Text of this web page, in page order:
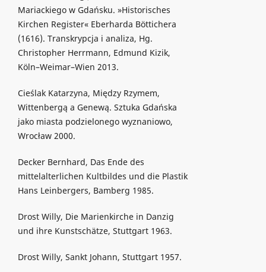
Mariackiego w Gdańsku. »Historisches
Kirchen Register« Eberharda Böttichera
(1616). Transkrypcja i analiza, Hg.
Christopher Herrmann, Edmund Kizik,
Köln–Weimar–Wien 2013.
Cieślak Katarzyna, Między Rzymem,
Wittenbergą a Genewą. Sztuka Gdańska
jako miasta podzielonego wyznaniowo,
Wrocław 2000.
Decker Bernhard, Das Ende des
mittelalterlichen Kultbildes und die Plastik
Hans Leinbergers, Bamberg 1985.
Drost Willy, Die Marienkirche in Danzig
und ihre Kunstschätze, Stuttgart 1963.
Drost Willy, Sankt Johann, Stuttgart 1957.